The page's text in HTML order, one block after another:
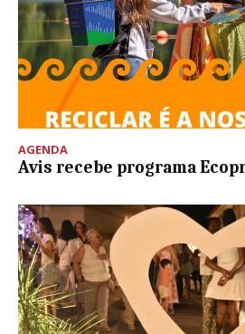
AGENDA
Avis recebe programa